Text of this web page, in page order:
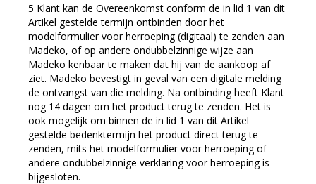
Klant kan de Overeenkomst conform de in lid 1 van dit
Artikel gestelde termijn ontbinden door het
modelformulier voor herroeping (digitaal) te zenden aan
Madeko, of op andere ondubbelzinnige wijze aan
Madeko kenbaar te maken dat hij van de aankoop af
ziet. Madeko bevestigt in geval van een digitale melding
de ontvangst van die melding. Na ontbinding heeft Klant
nog 14 dagen om het product terug te zenden. Het is
ook mogelijk om binnen de in lid 1 van dit Artikel
gestelde bedenktermijn het product direct terug te
zenden, mits het modelformulier voor herroeping of
andere ondubbelzinnige verklaring voor herroeping is
bijgesloten.